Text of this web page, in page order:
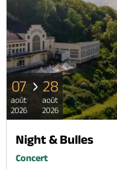
07
août
2026
28
août
2026
Night & Bulles
Concert